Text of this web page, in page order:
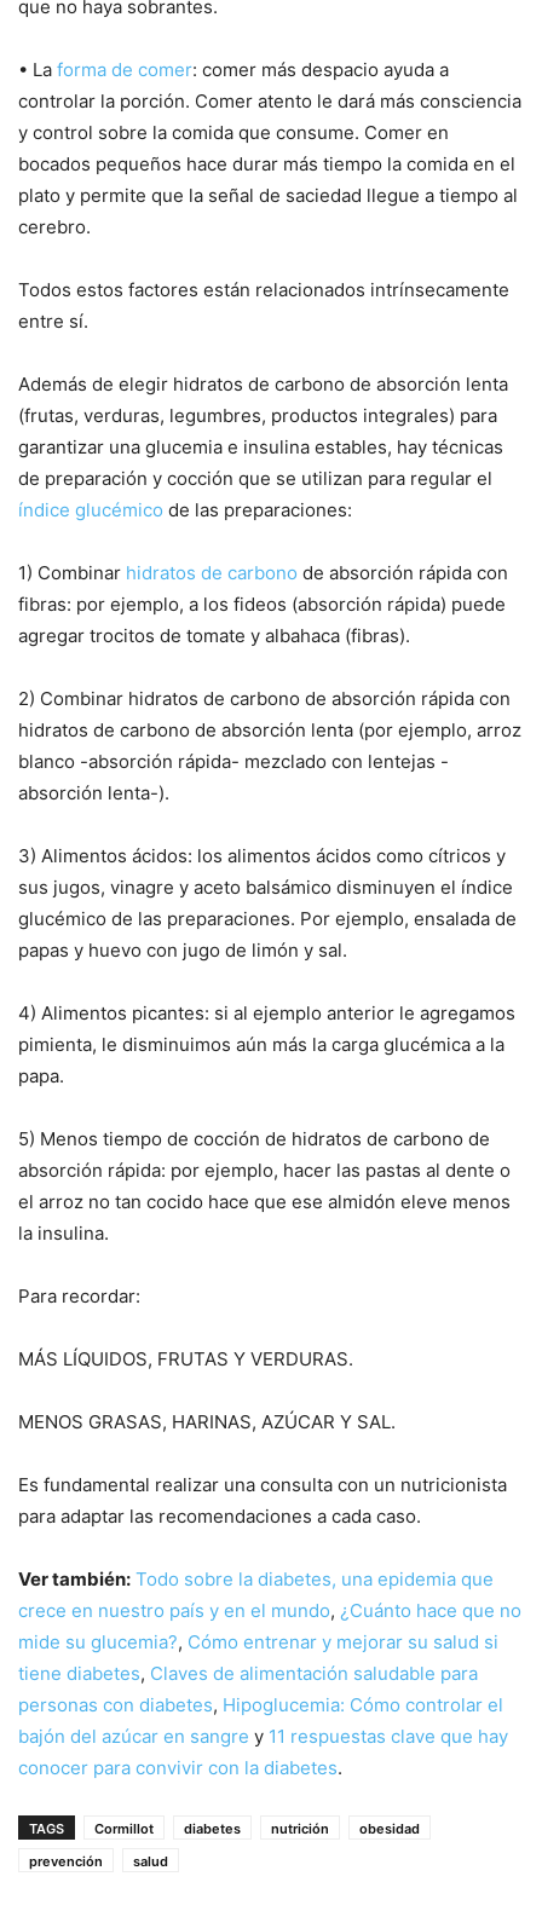
que no haya sobrantes.
• La forma de comer: comer más despacio ayuda a
controlar la porción. Comer atento le dará más consciencia
y control sobre la comida que consume. Comer en
bocados pequeños hace durar más tiempo la comida en el
plato y permite que la señal de saciedad llegue a tiempo al
cerebro.
Todos estos factores están relacionados intrínsecamente
entre sí.
Además de elegir hidratos de carbono de absorción lenta
(frutas, verduras, legumbres, productos integrales) para
garantizar una glucemia e insulina estables, hay técnicas
de preparación y cocción que se utilizan para regular el
índice glucémico de las preparaciones:
1) Combinar hidratos de carbono de absorción rápida con
fibras: por ejemplo, a los fideos (absorción rápida) puede
agregar trocitos de tomate y albahaca (fibras).
2) Combinar hidratos de carbono de absorción rápida con
hidratos de carbono de absorción lenta (por ejemplo, arroz
blanco -absorción rápida- mezclado con lentejas -
absorción lenta-).
3) Alimentos ácidos: los alimentos ácidos como cítricos y
sus jugos, vinagre y aceto balsámico disminuyen el índice
glucémico de las preparaciones. Por ejemplo, ensalada de
papas y huevo con jugo de limón y sal.
4) Alimentos picantes: si al ejemplo anterior le agregamos
pimienta, le disminuimos aún más la carga glucémica a la
papa.
5) Menos tiempo de cocción de hidratos de carbono de
absorción rápida: por ejemplo, hacer las pastas al dente o
el arroz no tan cocido hace que ese almidón eleve menos
la insulina.
Para recordar:
MÁS LÍQUIDOS, FRUTAS Y VERDURAS.
MENOS GRASAS, HARINAS, AZÚCAR Y SAL.
Es fundamental realizar una consulta con un nutricionista
para adaptar las recomendaciones a cada caso.
Ver también: Todo sobre la diabetes, una epidemia que
crece en nuestro país y en el mundo, ¿Cuánto hace que no
mide su glucemia?, Cómo entrenar y mejorar su salud si
tiene diabetes, Claves de alimentación saludable para
personas con diabetes, Hipoglucemia: Cómo controlar el
bajón del azúcar en sangre y 11 respuestas clave que hay
conocer para convivir con la diabetes.
TAGS Cormillot diabetes nutrición
obesidad
prevención
salud